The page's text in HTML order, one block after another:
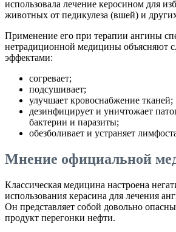
использовала лечение керосином для
животных от педикулеза (вшей) и
Применение его при терапии ангины
нетрадиционной медицины объясняют
эффектами:
согревает;
подсушивает;
улучшает кровоснабжение тканей;
дезинфицирует и уничтожает
бактерии и паразиты;
обезболивает и устраняет
Мнение официальной
Классическая медицина настроена
использования керасина для лечения
Он представляет собой довольно
продукт перегонки нефти.